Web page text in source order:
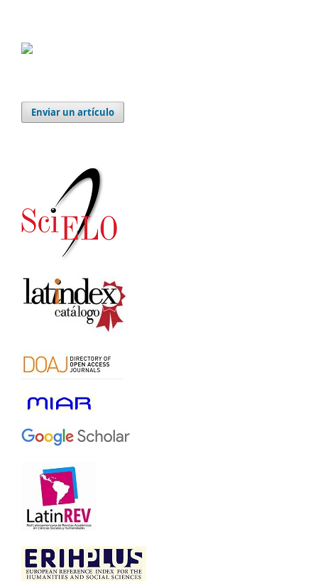
Enviar un artículo